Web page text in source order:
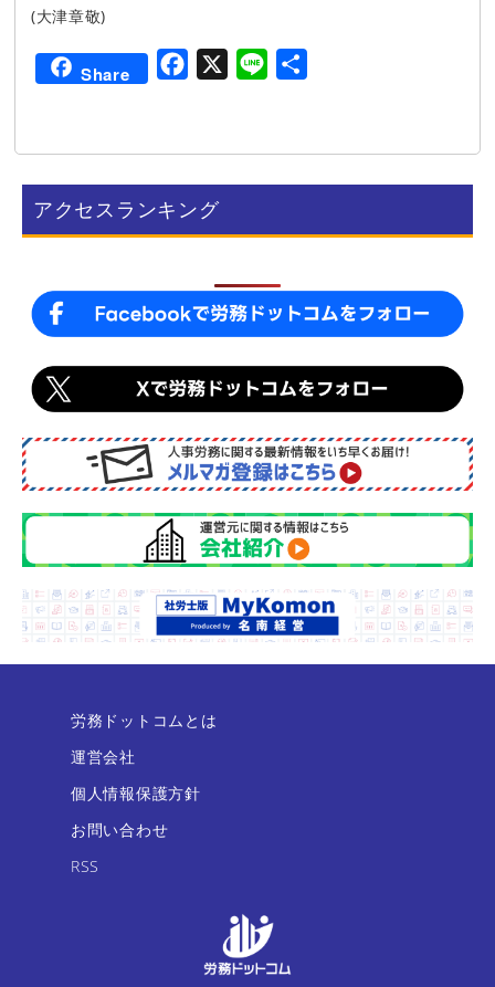
(大津章敬)
Share
e
b
o
e
アクセスランキング
労務ドットコムとは
運営会社
個人情報保護方針
お問い合わせ
RSS